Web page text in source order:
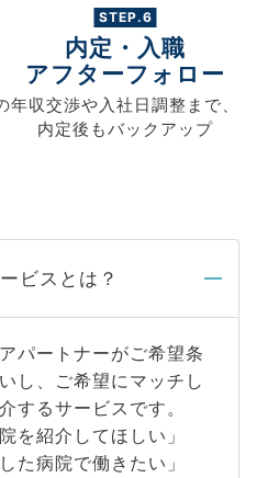
STEP.6
内定・入職
アフターフォロー
年収交渉や入社日調整まで、
内定後もバックアップ
ビスとは？
パートナーがご希望条
し、ご希望にマッチし
するサービスです。
を紹介してほしい」
た病院で働きたい」